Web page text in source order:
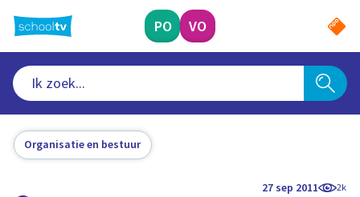
naar
hoofdinhoud
PO VO
Organisatie en bestuur
27 sep 2011 2k